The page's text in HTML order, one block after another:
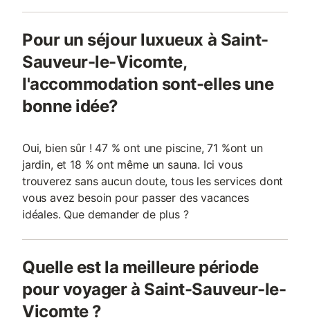
Pour un séjour luxueux à Saint-
Sauveur-le-Vicomte,
l'accommodation sont-elles une
bonne idée?
Oui, bien sûr ! 47 % ont une piscine, 71 %ont un
jardin, et 18 % ont même un sauna. Ici vous
trouverez sans aucun doute, tous les services dont
vous avez besoin pour passer des vacances
idéales. Que demander de plus ?
Quelle est la meilleure période
pour voyager à Saint-Sauveur-le-
Vicomte ?